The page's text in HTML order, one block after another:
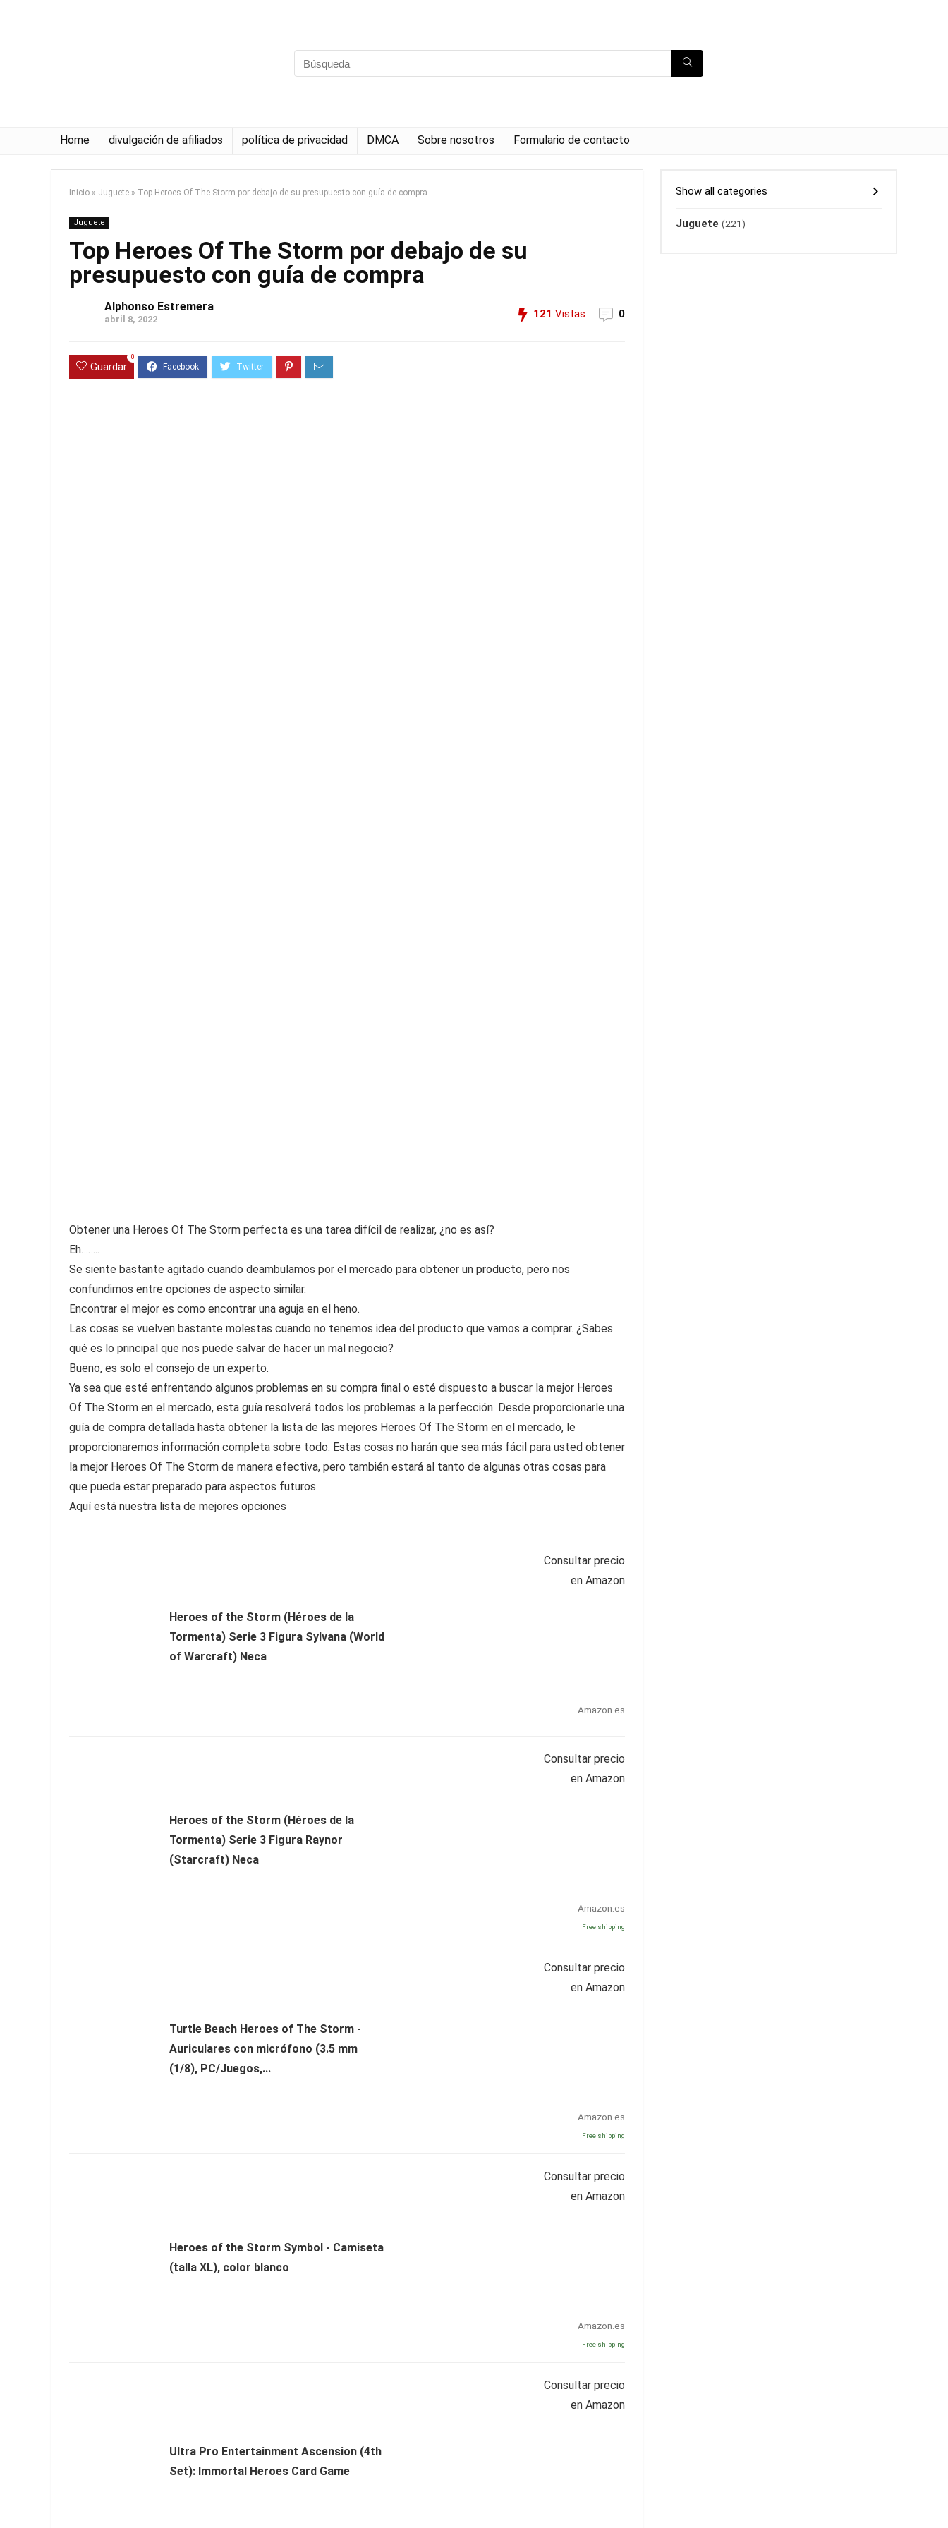
Home divulgación de afiliados política de privacidad DMCA Sobre nosotros Formulario de contacto
Inicio » Juguete » Top Heroes Of The Storm por debajo de su presupuesto con guía de compra
Juguete
Top Heroes Of The Storm por debajo de su
presupuesto con guía de compra
Alphonso Estremera
abril 8, 2022 121 Vistas 0
Guardar
0
Obtener una Heroes Of The Storm perfecta es una tarea difícil de realizar, ¿no es así?
Eh……..
Se siente bastante agitado cuando deambulamos por el mercado para obtener un producto, pero nos
confundimos entre opciones de aspecto similar.
Encontrar el mejor es como encontrar una aguja en el heno.
Las cosas se vuelven bastante molestas cuando no tenemos idea del producto que vamos a comprar. ¿Sabes
qué es lo principal que nos puede salvar de hacer un mal negocio?
Bueno, es solo el consejo de un experto.
Ya sea que esté enfrentando algunos problemas en su compra final o esté dispuesto a buscar la mejor Heroes
Of The Storm en el mercado, esta guía resolverá todos los problemas a la perfección. Desde proporcionarle una
guía de compra detallada hasta obtener la lista de las mejores Heroes Of The Storm en el mercado, le
proporcionaremos información completa sobre todo. Estas cosas no harán que sea más fácil para usted obtener
la mejor Heroes Of The Storm de manera efectiva, pero también estará al tanto de algunas otras cosas para
que pueda estar preparado para aspectos futuros.
Aquí está nuestra lista de mejores opciones
Heroes of the Storm (Héroes de la
Tormenta) Serie 3 Figura Sylvana (World
of Warcraft) Neca
Consultar precio
en Amazon
Amazon.es
Heroes of the Storm (Héroes de la
Tormenta) Serie 3 Figura Raynor
(Starcraft) Neca
Consultar precio
en Amazon
Amazon.es
Free shipping
Turtle Beach Heroes of The Storm -
Auriculares con micrófono (3.5 mm
(1/8), PC/Juegos,...
Consultar precio
en Amazon
Amazon.es
Free shipping
Heroes of the Storm Symbol - Camiseta
(talla XL), color blanco
Consultar precio
en Amazon
Amazon.es
Free shipping
Ultra Pro Entertainment Ascension (4th
Set): Immortal Heroes Card Game
Consultar precio
en Amazon
Show all categories
Juguete (221)